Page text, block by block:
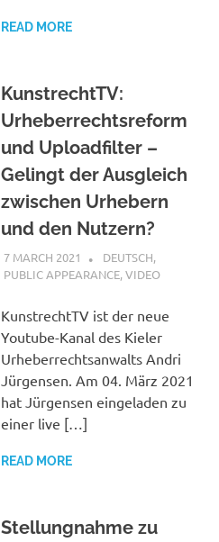
READ MORE
KunstrechtTV:
Urheberrechtsreform
und Uploadfilter –
Gelingt der Ausgleich
zwischen Urhebern
und den Nutzern?
7 MARCH 2021 VGRASS
DEUTSCH,
PUBLIC APPEARANCE,VIDEO
KunstrechtTV ist der neue
Youtube-Kanal des Kieler
Urheberrechtsanwalts Andri
Jürgensen. Am 04. März 2021
hat Jürgensen eingeladen zu
einer live […]
READ MORE
Stellungnahme zu